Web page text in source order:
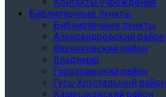
Контакты учреждения
Библиотечные пункты
Библиотечные пункты
Александровский район
Вязниковский район
Владимир
Гороховецкий район
Гусь-Хрустальный район
Камешковский район